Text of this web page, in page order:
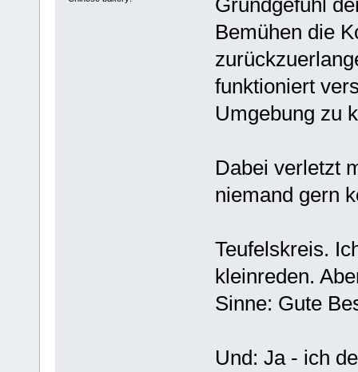
Grundgefühl
Bemühen die
funktioniert
Umgebung zu
Dabei verletzt
niemand gern
Teufelskreis.
kleinreden.
Sinne: Gute
Und: Ja - ich